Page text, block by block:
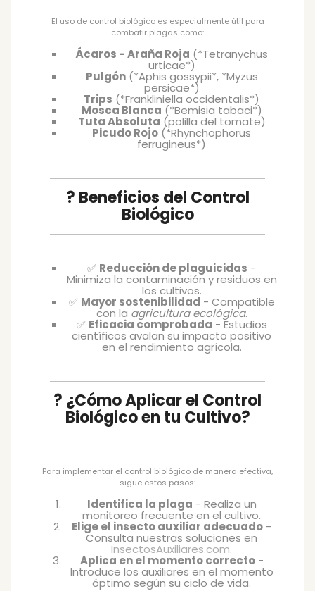
El uso de control biológico es especialmente útil para
combatir plagas como:
Ácaros - Araña Roja (*Tetranychus
urticae*)
Pulgón(*Aphis gossypii*, *Myzus
persicae*)
Trips (*Frankliniella occidentalis*)
Mosca Blanca (*Bemisia tabaci*)
Tuta Absoluta (polilla del tomate)
Picudo Rojo (*Rhynchophorus
ferrugineus*)
? Beneficios del Control
Biológico
✅ Reducción de plaguicidas -
Minimiza la contaminación y residuos en
los cultivos.
✅ Mayor sostenibilidad - Compatible
con la agricultura ecológica.
✅ Eficacia comprobada - Estudios
científicos avalan su impacto positivo
en el rendimiento agrícola.
? ¿Cómo Aplicar el Control
Biológico en tu Cultivo?
Para implementar el control biológico de manera efectiva,
sigue estos pasos:
Identifica la plaga - Realiza un
monitoreo frecuente en el cultivo.
Elige el insecto auxiliar adecuado -
Consulta nuestras soluciones en
InsectosAuxiliares.com.
Aplica en el momento correcto-
Introduce los auxiliares en el momento
óptimo según su ciclo de vida.